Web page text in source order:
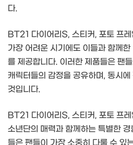
다.
BT21 다이어리S, 스티커, 포토 프레
가장 어려운 시기에도 이들과 함께한
를 제공합니다. 이러한 제품들은 팬
캐릭터들의 감정을 공유하며, 동시
것입니다.
BT21 다이어리S, 스티커, 포토 프
소년단의 매력과 함께하는 특별한
들은 팬들이 가장 소중히 다룰 수 있